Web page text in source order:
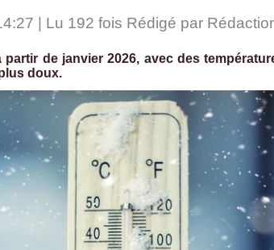
| Lu 192 fois Rédigé par
de janvier 2026, avec des
doux.